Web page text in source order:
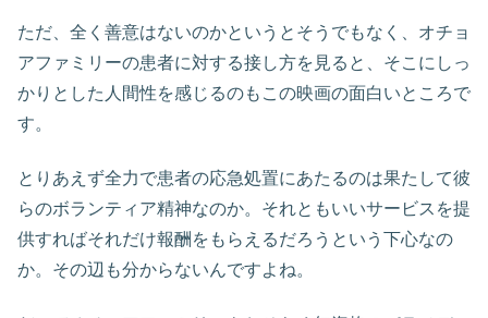
ただ、全く善意はないのかというとそうでもなく、オチョ
アファミリーの患者に対する接し方を見ると、そこにしっ
かりとした人間性を感じるのもこの映画の面白いところで
す。
とりあえず全力で患者の応急処置にあたるのは果たして彼
らのボランティア精神なのか。それともいいサービスを提
供すればそれだけ報酬をもらえるだろうという下心なの
か。その辺も分からないんですよね。